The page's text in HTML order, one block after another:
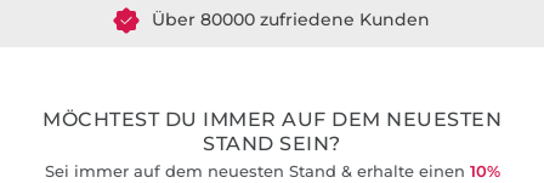
MÖCHTEST DU IMMER AUF DEM NEUESTEN
STAND SEIN?
Sei immer auf dem neuesten Stand & erhalte einen 10%